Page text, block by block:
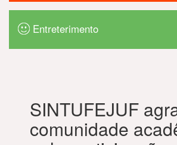
Entreterimento
SINTUFEJUF
comunidade